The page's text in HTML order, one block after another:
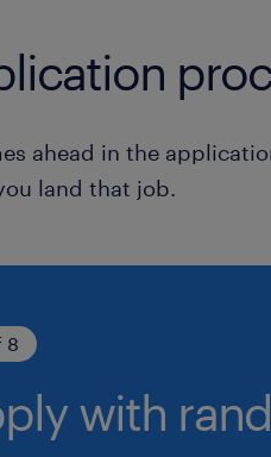
ahead in the
land that job.
8
with